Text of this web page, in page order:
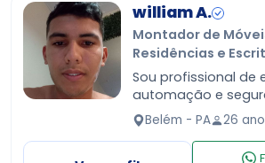
william A.
Montador de
Residências e
Sou profissional de
automação e
Belém - PA 26